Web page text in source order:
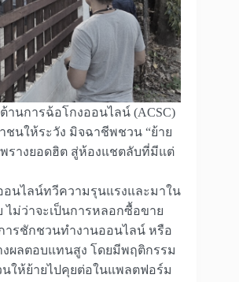
านการฉ้อโกงออนไลน์ (ACSC)
ชนให้ระวัง มิจฉาชีพชวน “ย้าย
รางยอดฮิต สู่ห้องแชตลับที่มีแต่
นไลน์ทวีความรุนแรงและมาใน
ม่ว่าจะเป็นการหลอกซื้อขาย
ารชักชวนทำงานออนไลน์ หรือ
ผลตอบแทนสูง โดยมีพฤติกรรม
นให้ย้ายไปคุยต่อในแพลตฟอร์ม